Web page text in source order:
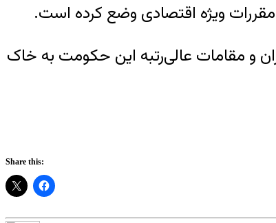
و مقامات عالی‌رتبه این حکومت به خاک
Share this: